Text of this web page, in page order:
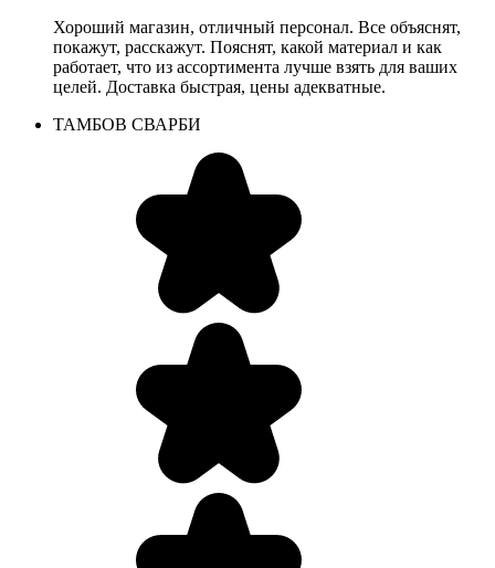
Хороший магазин, отличный персонал. Все объяснят,
покажут, расскажут. Пояснят, какой материал и как
работает, что из ассортимента лучше взять для ваших
целей. Доставка быстрая, цены адекватные.
ТАМБОВ СВАРБИ